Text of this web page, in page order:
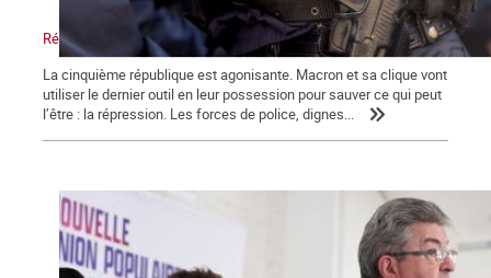
Répression, maître-mot de la macronie.
La cinquième république est agonisante. Macron et sa clique vont
utiliser le dernier outil en leur possession pour sauver ce qui peut
l’être : la répression. Les forces de police, dignes...